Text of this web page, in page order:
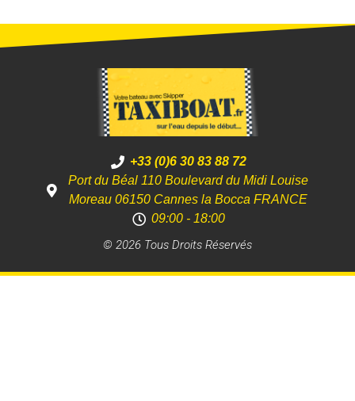
+33 (0)6 30 83 88 72
Port du Béal 110 Boulevard du Midi Louise
Moreau 06150 Cannes la Bocca FRANCE
09:00 - 18:00
© 2026 Tous Droits Réservés